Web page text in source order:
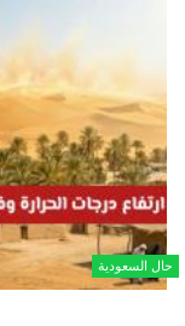
حال السعودية